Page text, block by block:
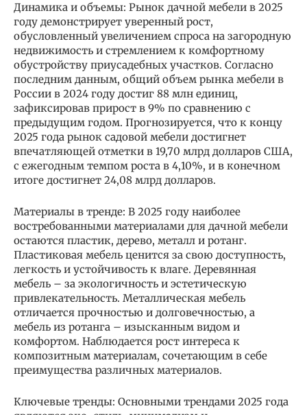
Динамика и объемы: Рынок дачной мебели в 2025
году демонстрирует уверенный рост,
обусловленный увеличением спроса на загородную
недвижимость и стремлением к комфортному
обустройству приусадебных участков. Согласно
последним данным, общий объем рынка мебели в
России в 2024 году достиг 88 млн единиц,
зафиксировав прирост в 9% по сравнению с
предыдущим годом. Прогнозируется, что к концу
2025 года рынок садовой мебели достигнет
впечатляющей отметки в 19,70 млрд долларов США,
с ежегодным темпом роста в 4,10%, и в конечном
итоге достигнет 24,08 млрд долларов.
Материалы в тренде: В 2025 году наиболее
востребованными материалами для дачной мебели
остаются пластик, дерево, металл и ротанг.
Пластиковая мебель ценится за свою доступность,
легкость и устойчивость к влаге. Деревянная
мебель – за экологичность и эстетическую
привлекательность. Металлическая мебель
отличается прочностью и долговечностью, а
мебель из ротанга – изысканным видом и
комфортом. Наблюдается рост интереса к
композитным материалам, сочетающим в себе
преимущества различных материалов.
Ключевые тренды: Основными трендами 2025 года